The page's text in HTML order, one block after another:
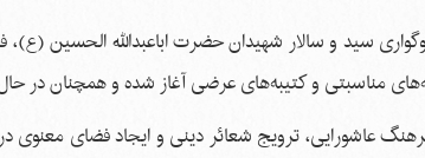
سوگواری سید و سالار شهیدان حضرت اباعبدالله
مناسبتی و کتیبه‌های عرضی آغاز شده و همچنان در
عاشورایی، ترویج شعائر دینی و ایجاد فضای